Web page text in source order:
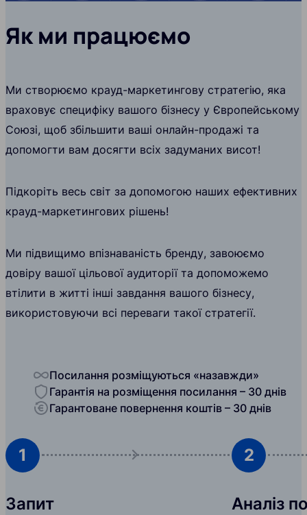
Як ми працюємо
Ми створюємо крауд-маркетингову стратегію, яка
враховує специфіку вашого бізнесу у Європейському
Союзі, щоб збільшити ваші онлайн-продажі та
допомогти вам досягти всіх задуманих висот!
Підкоріть весь світ за допомогою наших ефективних
крауд-маркетингових рішень!
Ми підвищимо впізнаваність бренду, завоюємо
довіру вашої цільової аудиторії та допоможемо
втілити в житті інші завдання вашого бізнесу,
використовуючи всі переваги такої стратегії.
Посилання розміщуються «назавжди»
Гарантія на розміщення посилання – 30 днів
Гарантоване повернення коштів – 30 днів
1
Запит
2
Аналіз